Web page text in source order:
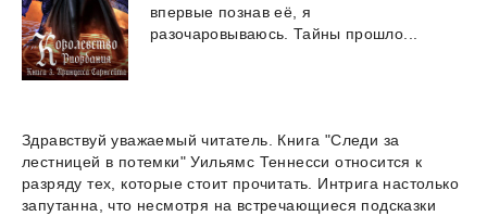
впервые познав её, я
разочаровываюсь. Тайны прошло...
Здравствуй уважаемый читатель. Книга "Следи за
лестницей в потемки" Уильямс Теннесси относится к
разряду тех, которые стоит прочитать. Интрига настолько
запутанна, что несмотря на встречающиеся подсказки